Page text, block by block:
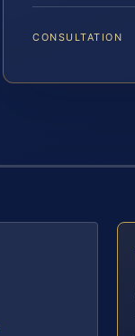
CONSULTATION